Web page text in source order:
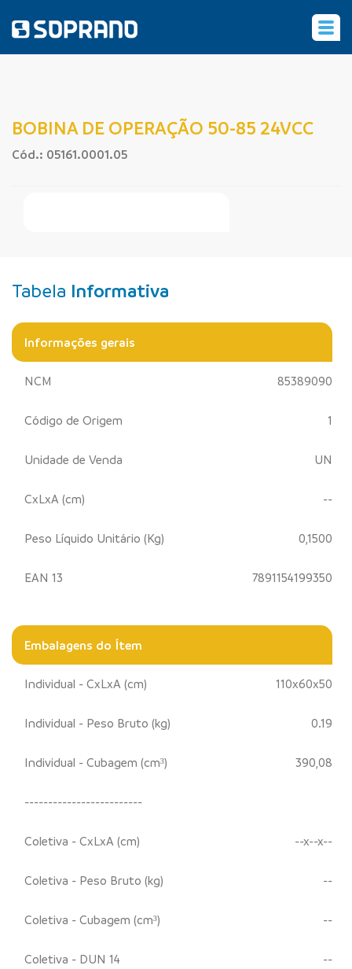
BOBINA DE OPERAÇÃO 50-85 24VCC
Cód.: 05161.0001.05
Tabela Informativa
Informações gerais
NCM 85389090
Código de Origem 1
Unidade de Venda UN
CxLxA (cm) --
Peso Líquido Unitário (Kg) 0,1500
EAN 13 7891154199350
Embalagens do Ítem
Individual - CxLxA (cm) 110x60x50
Individual - Peso Bruto (kg) 0.19
Individual - Cubagem (cm³) 390,08
-------------------------
Coletiva - CxLxA (cm) --x--x--
Coletiva - Peso Bruto (kg) --
Coletiva - Cubagem (cm³) --
Coletiva - DUN 14 --